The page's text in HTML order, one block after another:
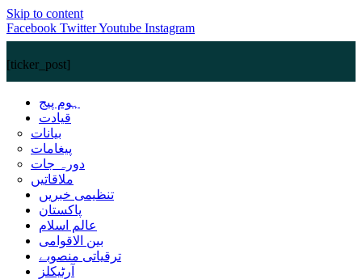
Skip to content
Facebook TwitterYoutube Instagram
[ticker_post]
ہوم پیج
قیادت
بیانات
پیغامات
دورہ جات
ملاقاتیں
تنظیمی خبریں
پاکستان
عالم اسلام
بین الاقوامی
ترقیاتی منصوبے
آرٹیکلز